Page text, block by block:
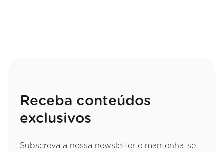
Receba conteúdos
exclusivos
Subscreva a nossa newsletter e mantenha-se